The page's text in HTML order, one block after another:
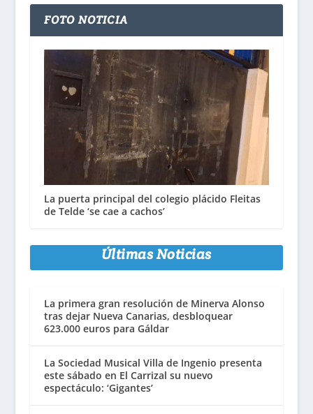
FOTO NOTICIA
La puerta principal del colegio plácido Fleitas
de Telde ‘se cae a cachos’
Últimas Noticias
La primera gran resolución de Minerva Alonso
tras dejar Nueva Canarias, desbloquear
623.000 euros para Gáldar
La Sociedad Musical Villa de Ingenio presenta
este sábado en El Carrizal su nuevo
espectáculo: ‘Gigantes’